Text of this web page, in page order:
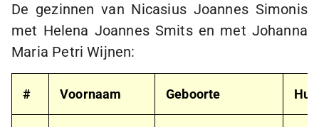
De gezinnen van Nicasius Joannes Simonis
met Helena Joannes Smits en met Johanna
Maria Petri Wijnen:
# Voornaam Geboorte